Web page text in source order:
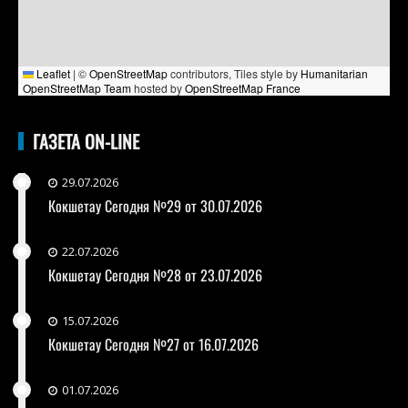
Leaflet | ©OpenStreetMapcontributors, Tiles style by Humanitarian
OpenStreetMap Teamhosted byOpenStreetMap France
ГАЗЕТА ON-LINE
29.07.2026
Кокшетау Сегодня №29 от 30.07.2026
22.07.2026
Кокшетау Сегодня №28 от 23.07.2026
15.07.2026
Кокшетау Сегодня №27 от 16.07.2026
01.07.2026